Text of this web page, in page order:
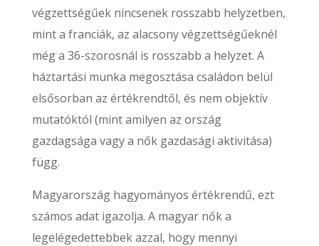
végzettségűek nincsenek rosszabb helyzetben,
mint a franciák, az alacsony végzettségűeknél
még a 36-szorosnál is rosszabb a helyzet. A
háztartási munka megosztása családon belül
elsősorban az értékrendtől, és nem objektív
mutatóktól (mint amilyen az ország
gazdagsága vagy a nők gazdasági aktivitása)
függ.
Magyarország hagyományos értékrendű, ezt
számos adat igazolja. A magyar nők a
legelégedettebbek azzal, hogy mennyi